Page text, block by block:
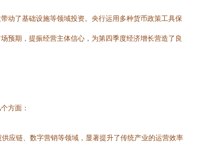
动了基础设施等领域投资。央行运用多种货币政策工具保
预期，提振经营主体信心，为第四季度经济增长营造了良
方面：
应链、数字营销等领域，显著提升了传统产业的运营效率